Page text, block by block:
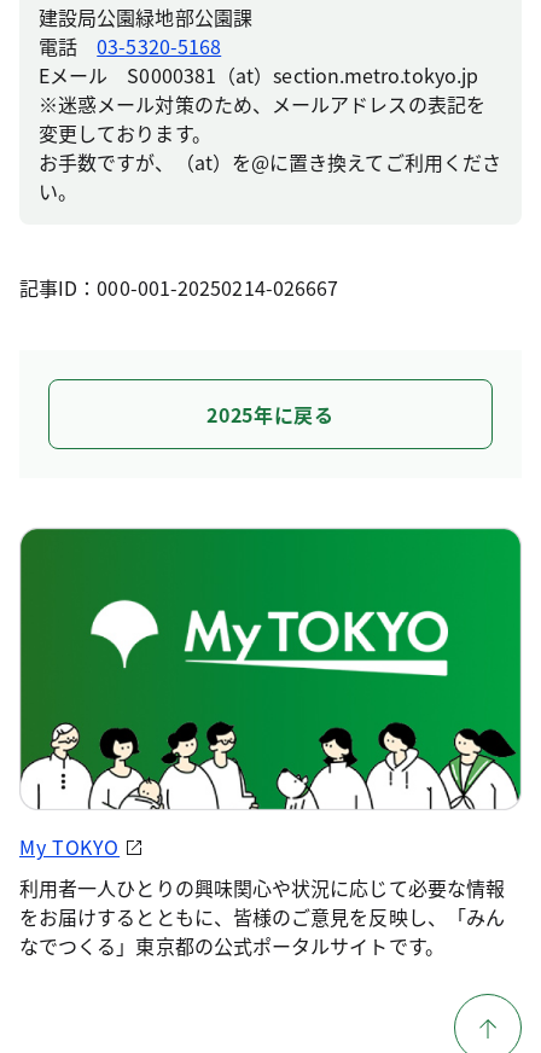
建設局公園緑地部公園課
電話03-5320-5168
Eメール S0000381（at）section.metro.tokyo.jp
※迷惑メール対策のため、メールアドレスの表記を
変更しております。
お手数ですが、（at）を@に置き換えてご利用くださ
い。
記事ID：000-001-20250214-026667
2025年に戻る
My TOKYO
利用者一人ひとりの興味関心や状況に応じて必要な情報
をお届けするとともに、皆様のご意見を反映し、「みん
なでつくる」東京都の公式ポータルサイトです。